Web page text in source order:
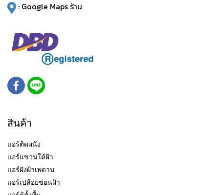
: Google Maps ร้าน
สินค้า
แอร์ติดผนัง
แอร์แขวนใต้ฝ้า
แอร์ฝังฝ้าเพดาน
แอร์เปลือยซ่อนฝ้า